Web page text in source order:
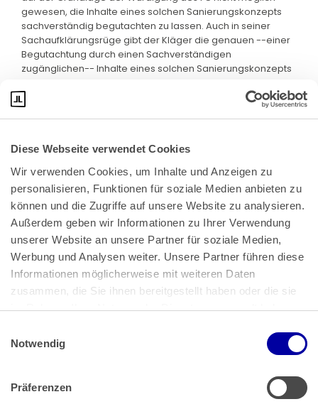
Diese Webseite verwendet Cookies
Wir verwenden Cookies, um Inhalte und Anzeigen zu
personalisieren, Funktionen für soziale Medien anbieten zu
können und die Zugriffe auf unsere Website zu analysieren.
Außerdem geben wir Informationen zu Ihrer Verwendung
unserer Website an unsere Partner für soziale Medien,
Werbung und Analysen weiter. Unsere Partner führen diese
Informationen möglicherweise mit weiteren Daten
zusammen, die Sie ihnen bereitgestellt haben oder die sie
im Rahmen Ihrer Nutzung der Dienste gesammelt haben.
Impressum
Notwendig
Präferenzen
gewesen, die Inhalte eines solchen Sanierungskonzepts
sachverständig begutachten zu lassen. Auch in seiner
Sachaufklärungsrüge gibt der Kläger die genauen --einer
Begutachtung durch einen Sachverständigen
zugänglichen-- Inhalte eines solchen Sanierungskonzepts
Bundeskanzlerplatz 2
53113 Bonn
Pressemitteilungen|AGB
Impressum|Datenschutz